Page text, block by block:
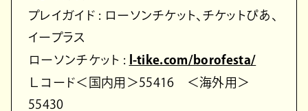
プレイガイド : ローソンチケット、チケットぴあ、
イープラス
ローソンチケット :
l-tike.com/borofesta/
Ｌコード＜国内用＞55416 ＜海外用＞
55430